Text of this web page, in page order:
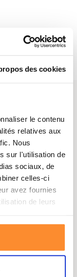
des cookies
le contenu
relatives aux
Nous
sur l'utilisation de
sociaux, de
celles-ci
avez fournies
de leurs